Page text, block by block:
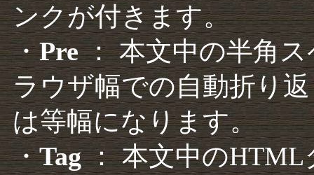
ンクが付きます。
・Pre： 本文中の半角
ラウザ幅での自動折り
は等幅になります。
・Tag： 本文中のHTML